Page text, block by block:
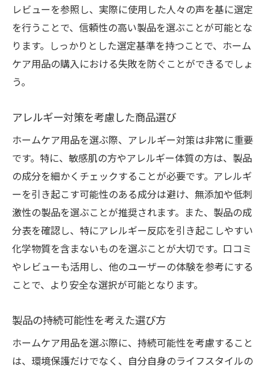
レビューを参照し、実際に使用した人々の声を基に選定
を行うことで、信頼性の高い製品を選ぶことが可能とな
ります。しっかりとした選定基準を持つことで、ホーム
ケア用品の購入における失敗を防ぐことができるでしょ
う。
アレルギー対策を考慮した商品選び
ホームケア用品を選ぶ際、アレルギー対策は非常に重要
です。特に、敏感肌の方やアレルギー体質の方は、製品
の成分を細かくチェックすることが必要です。アレルギ
ーを引き起こす可能性のある成分は避け、無添加や低刺
激性の製品を選ぶことが推奨されます。また、製品の成
分表を確認し、特にアレルギー反応を引き起こしやすい
化学物質を含まないものを選ぶことが大切です。口コミ
やレビューも活用し、他のユーザーの体験を参考にする
ことで、より安全な選択が可能となります。
製品の持続可能性を考えた選び方
ホームケア用品を選ぶ際に、持続可能性を考慮すること
は、環境保護だけでなく、自分自身のライフスタイルの